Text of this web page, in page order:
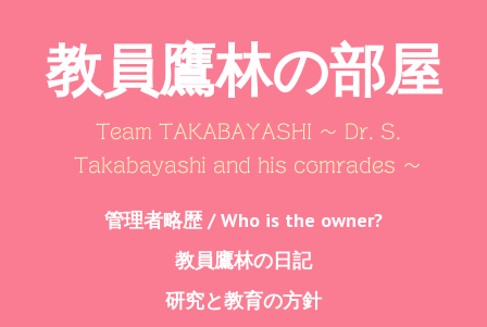
教員鷹林の部屋
Team TAKABAYASHI ～ Dr. S.
Takabayashi and his comrades ～
管理者略歴 / Who is the owner?
教員鷹林の日記
研究と教育の方針